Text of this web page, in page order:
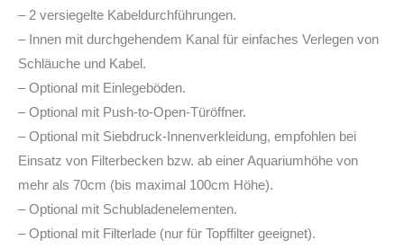
– 2 versiegelte Kabeldurchführungen.
– Innen mit durchgehendem Kanal für einfaches Verlegen von
Schläuche und Kabel.
– Optional mit Einlegeböden.
– Optional mit Push-to-Open-Türöffner.
– Optional mit Siebdruck-Innenverkleidung, empfohlen bei
Einsatz von Filterbecken bzw. ab einer Aquariumhöhe von
mehr als 70cm (bis maximal 100cm Höhe).
– Optional mit Schubladenelementen.
– Optional mit Filterlade (nur für Topffilter geeignet).